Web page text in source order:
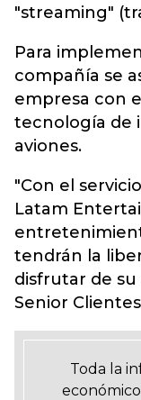
"streaming"
Para
compañía se
empresa con
tecnología de
aviones.
"Con el
Latam
tendrán la
disfrutar de su
Senior
Toda la